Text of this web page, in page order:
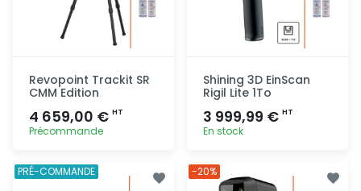
Revopoint Trackit SR
CMM Edition
4 659,00 € HT
Précommande
rapide
Shining 3D EinScan
Rigil Lite 1To
3 999,99 € HT
En stock
rapide
PRÉ-COMMANDE -20%